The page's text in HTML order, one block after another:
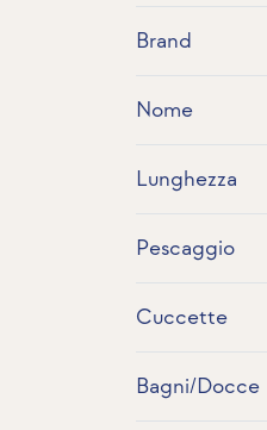
Brand
Nome
Lunghezza
Pescaggio
Cuccette
Bagni/Docce